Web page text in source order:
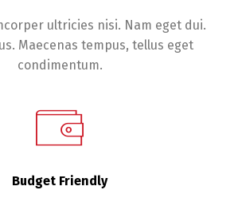
ultricies nisi. Nam eget dui.
Maecenas tempus, tellus eget
condimentum.
Budget Friendly